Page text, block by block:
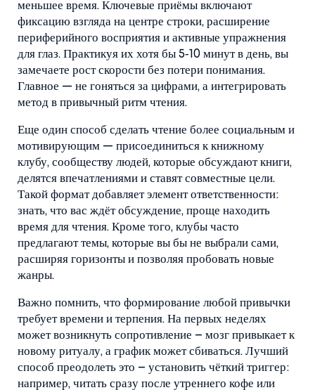
меньшее время. Ключевые приёмы включают
фиксацию взгляда на центре строки, расширение
периферийного восприятия и активные упражнения
для глаз. Практикуя их хотя бы 5‑10 минут в день, вы
замечаете рост скорости без потери понимания.
Главное — не гоняться за цифрами, а интегрировать
метод в привычный ритм чтения.
Еще один способ сделать чтение более социальным и
мотивирующим — присоединиться к книжному
клубу, сообществу людей, которые обсуждают книги,
делятся впечатлениями и ставят совместные цели.
Такой формат добавляет элемент ответственности:
знать, что вас ждёт обсуждение, проще находить
время для чтения. Кроме того, клубы часто
предлагают темы, которые вы бы не выбрали сами,
расширяя горизонты и позволяя пробовать новые
жанры.
Важно помнить, что формирование любой привычки
требует времени и терпения. На первых неделях
может возникнуть сопротивление – мозг привыкает к
новому ритуалу, а график может сбиваться. Лучший
способ преодолеть это – установить чёткий триггер:
например, читать сразу после утреннего кофе или